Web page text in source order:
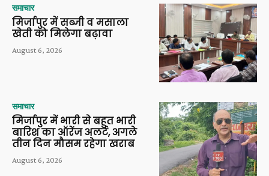
समाचार
मिर्जापुर में सब्जी व मसाला
खेती को मिलेगा बढ़ावा
August 6, 2026
समाचार
मिर्जापुर में भारी से बहुत भारी
बारिश का ऑरेंज अलर्ट, अगले
तीन दिन मौसम रहेगा खराब
August 6, 2026